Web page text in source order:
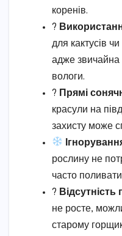
коренів.
?️
для кактусів
адже звичайна
вологи.
? Прямі
красули на
захисту може
рослину не
часто
? Відсутність
не росте,
старому